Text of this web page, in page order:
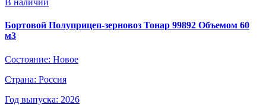
В наличии
Бортовой Полуприцеп-зерновоз Тонар 99892 Объемом 60
м3
Состояние: Новое
Страна: Россия
Год выпуска: 2026